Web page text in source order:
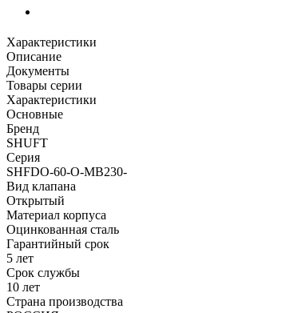
Характеристики
Описание
Документы
Товары серии
Характеристики
Основные
Бренд
SHUFT
Серия
SHFDO-60-O-MB230-
Вид клапана
Открытый
Материал корпуса
Оцинкованная сталь
Гарантийный срок
5 лет
Срок службы
10 лет
Страна производства